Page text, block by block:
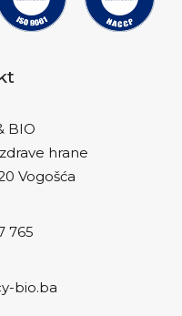
BIO
hrane
Vogošća
765
bio.ba